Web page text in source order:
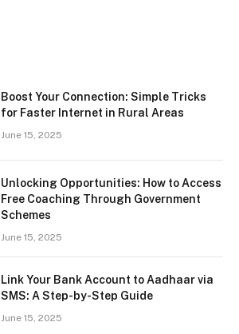
Boost Your Connection: Simple Tricks
for Faster Internet in Rural Areas
June 15, 2025
Unlocking Opportunities: How to Access
Free Coaching Through Government
Schemes
June 15, 2025
Link Your Bank Account to Aadhaar via
SMS: A Step-by-Step Guide
June 15, 2025